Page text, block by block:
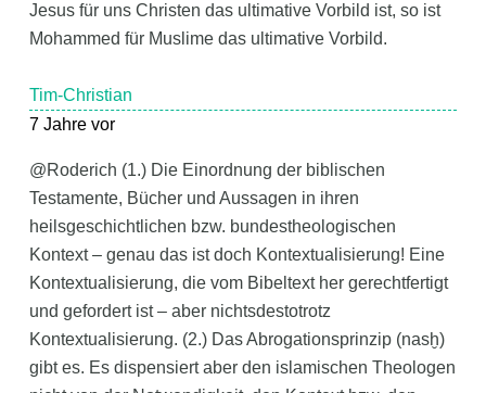
Jesus für uns Christen das ultimative Vorbild ist, so ist
Mohammed für Muslime das ultimative Vorbild.
Tim-Christian
7 Jahre vor
@Roderich (1.) Die Einordnung der biblischen
Testamente, Bücher und Aussagen in ihren
heilsgeschichtlichen bzw. bundestheologischen
Kontext – genau das ist doch Kontextualisierung! Eine
Kontextualisierung, die vom Bibeltext her gerechtfertigt
und gefordert ist – aber nichtsdestotrotz
Kontextualisierung. (2.) Das Abrogationsprinzip (nasḫ)
gibt es. Es dispensiert aber den islamischen Theologen